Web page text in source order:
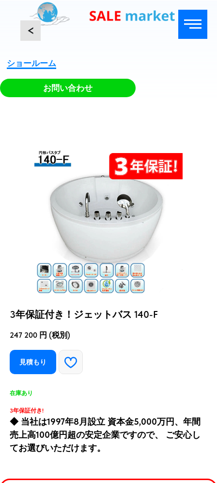
お問い合わせ
<
3年保証付き！ジェットバス 140-F
247 200 円 (税別)
見積もり
在庫あり
3年保証付き!
◆ 当社は1997年8月設立 資本金5,000万円、年間
売上高100億円超の安定企業ですので、 ご安心し
てお選びいただけます。